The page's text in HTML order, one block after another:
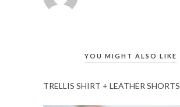
YOU MIGHT ALSO LIKE
TRELLIS SHIRT + LEATHER SHORTS